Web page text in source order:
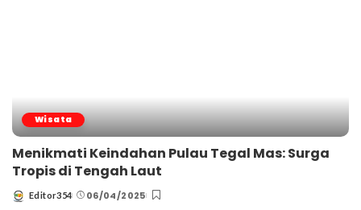
Wisata
Menikmati Keindahan Pulau Tegal Mas: Surga
Tropis di Tengah Laut
Posted
Editor354 06/04/2025